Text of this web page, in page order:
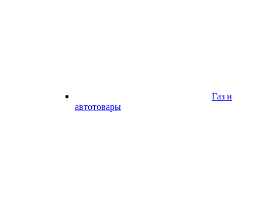
Газ и
автотовары